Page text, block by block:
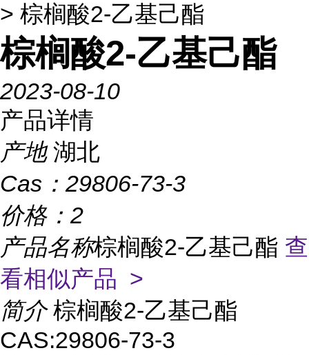
> 棕榈酸2-乙基己酯
棕榈酸2-乙基己酯
2023-08-10
产品详情
产地 湖北
Cas： 29806-73-3
价格： 2
产品名称棕榈酸2-乙基己酯 查
看相似产品 >
简介 棕榈酸2-乙基己酯
CAS:29806-73-3